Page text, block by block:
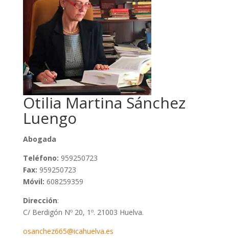
Otilia Martina Sánchez
Luengo
Abogada
Teléfono: 959250723
Fax: 959250723
Móvil: 608259359
Dirección:
C/ Berdigón Nº 20, 1º. 21003 Huelva.
osanchez665@icahuelva.es